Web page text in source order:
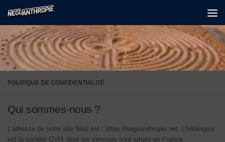
Skip to content
POLITIQUE DE CONFIDENTIALITÉ
Qui sommes-nous ?
L’adresse de notre site Web est : https://neguanthropie.net. L’hébergeur
est la société OVH, dont les serveurs sont situés en France.